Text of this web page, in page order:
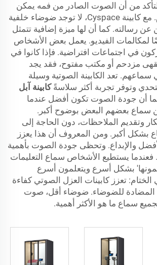
من أن الصوت الصادر من فمه يمكن
سماعه بوضوح تام. مع كابينة Cyspace، لا توجد ضوضاء خلفية
رسالته. كما أن لها ميزة إضافية تتمثل
لمكالمات الفيديو. يعمل بعض الأشخاص
في اجتماعات افتراضية. فإذا كانوا في
مزدحم أو مكتب مفتوح، فقد يجد
تعد الكابينة الصوتية وسيلة
وتوفر تجربة أكثر سلاسةًكابينة آبل
أن جودة الصوت تكون أفضل عندما
سماع بعضهم البعض بوضوح أكبر.
وتقديم الملاحظات، دون الحاجة إلى
بشكل أكبر. ومن المعروف أن هذا يعزز
والإبداع. وتحظى جودة الصوت بأهمية
فعندما يستطيع الأشخاص سماع التعليمات
بشكل أسرع ويتعلمون أسرع
تعزز كابينات العزل الصوتي كفاءة
المضادة للضوضاء. ضوضاء أقل، صوت
سماع ما هو الأكثر أهمية.